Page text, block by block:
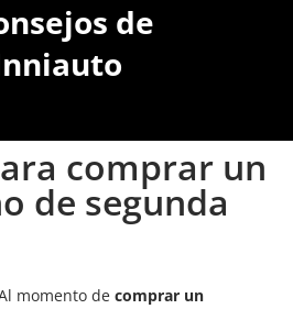
de
comprar un
de segunda
momento de comprar un